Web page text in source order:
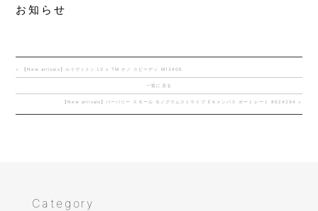
お知らせ
< 【New arrivals】ルイヴィトン LV x TM ナノ スピーディ M13406
一覧に戻る
【New arrivals】バーバリー スモール モノグラムストライプ Eキャンバス ポートレート 8024294 >
Category